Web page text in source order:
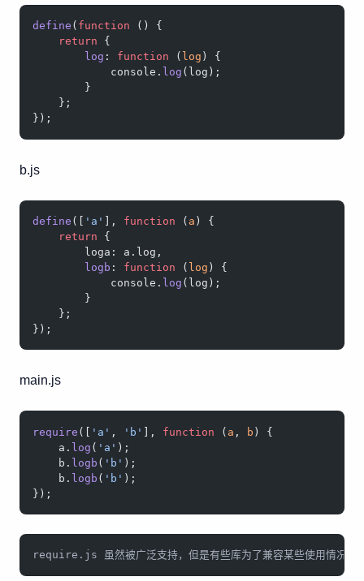
define ( function () {
    return
{
        log
: function ( log ) {
            console.
log (log);
        }
    };
});
b.js
define ([ 'a' ], function ( a ) {
    return
{
        loga: a.log,
        logb
: function ( log ) {
            console.
log (log);
        }
    };
});
main.js
require ([ 'a' , 'b' ], function ( a , b ) {
    a.
log ( 'a' );
    b.
logb ( 'b' );
    b.
logb ( 'b' );
});
require.js 虽然被广泛支持，但是有些库为了兼容某些使用情况，